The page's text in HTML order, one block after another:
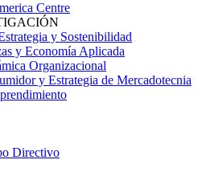
Centre
y Sostenibilidad
y Economía Aplicada
Organizacional
y Estrategia de Mercadotecnia
Directivo